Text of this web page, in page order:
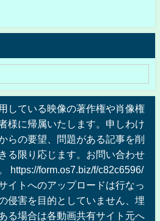
している映像の著作権や肖像権
様に帰属いたします。申しわけ
らの要望、問題がある記事を削
る限り応じます。お問い合わせ
https://form.os7.biz/f/c82c6596/
イトへのアップロードは行なっ
侵害を目的としていません、埋
る場合は各動画共有サイト元へ